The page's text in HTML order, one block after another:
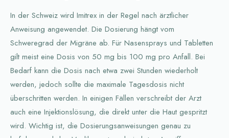
In der Schweiz wird Imitrex in der Regel nach ärztlicher
Anweisung angewendet. Die Dosierung hängt vom
Schweregrad der Migräne ab. Für Nasensprays und Tabletten
gilt meist eine Dosis von 50 mg bis 100 mg pro Anfall. Bei
Bedarf kann die Dosis nach etwa zwei Stunden wiederholt
werden, jedoch sollte die maximale Tagesdosis nicht
überschritten werden. In einigen Fällen verschreibt der Arzt
auch eine Injektionslösung, die direkt unter die Haut gespritzt
wird. Wichtig ist, die Dosierungsanweisungen genau zu